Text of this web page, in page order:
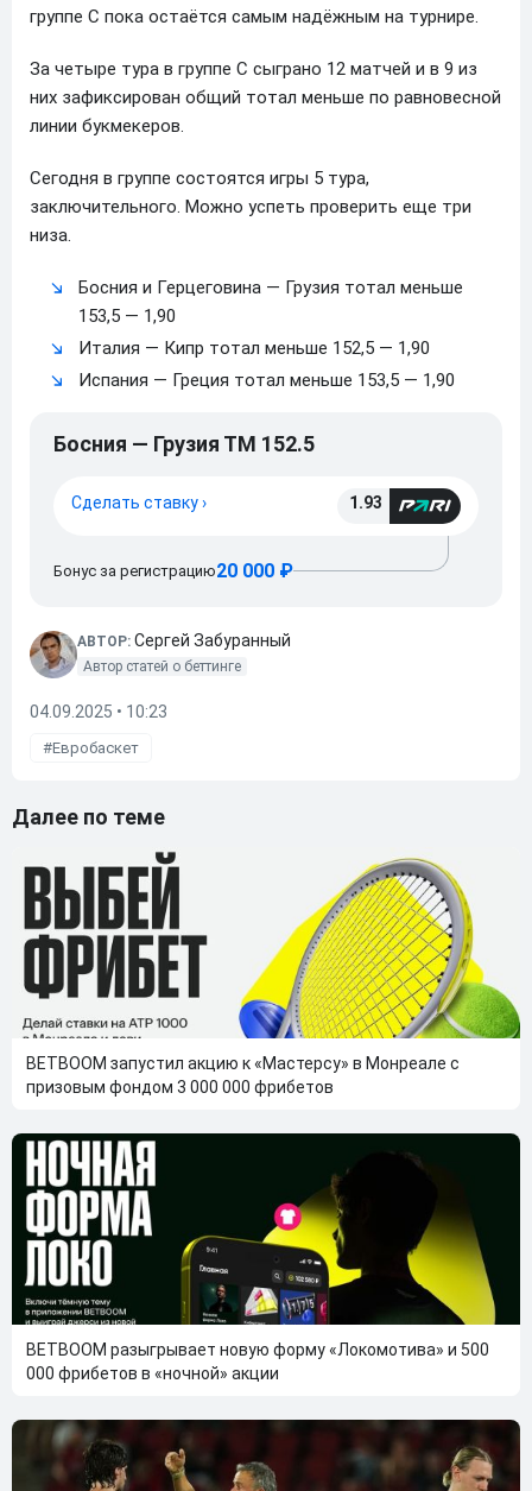
группе C пока остаётся самым надёжным на турнире.
За четыре тура в группе C сыграно 12 матчей и в 9 из
них зафиксирован общий тотал меньше по равновесной
линии букмекеров.
Сегодня в группе состоятся игры 5 тура,
заключительного. Можно успеть проверить еще три
низа.
Босния и Герцеговина — Грузия тотал меньше
153,5 — 1,90
Италия — Кипр тотал меньше 152,5 — 1,90
Испания — Греция тотал меньше 153,5 — 1,90
Босния — Грузия ТМ 152.5
Сделать ставку › 1.93
Бонус за регистрацию20 000 ₽
АВТОР: Сергей Забуранный
Автор статей о беттинге
04.09.2025 • 10:23
Евробаскет
Далее по теме
BETBOOM запустил акцию к «Мастерсу» в Монреале с
призовым фондом 3 000 000 фрибетов
BETBOOM разыгрывает новую форму «Локомотива» и 500
000 фрибетов в «ночной» акции